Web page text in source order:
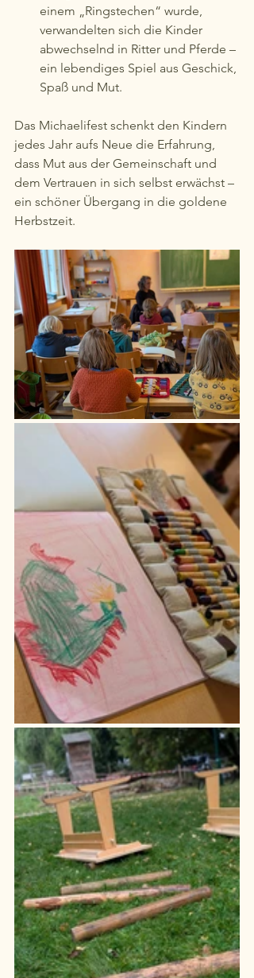
einem „Ringstechen“ wurde,
verwandelten sich die Kinder
abwechselnd in Ritter und Pferde –
ein lebendiges Spiel aus Geschick,
Spaß und Mut.
Das Michaelifest schenkt den Kindern
jedes Jahr aufs Neue die Erfahrung,
dass Mut aus der Gemeinschaft und
dem Vertrauen in sich selbst erwächst –
ein schöner Übergang in die goldene
Herbstzeit.